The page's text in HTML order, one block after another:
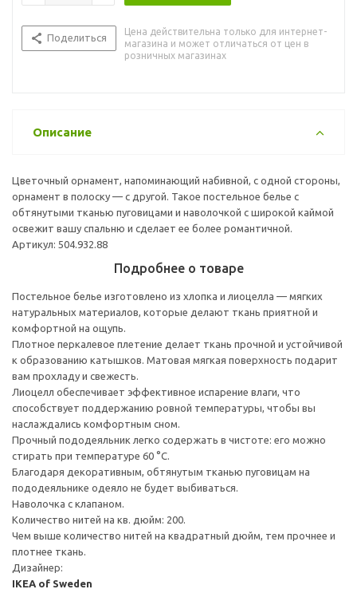
Поделиться
Цена действительна только для интернет-
магазина и может отличаться от цен в
розничных магазинах
Описание
Цветочный орнамент, напоминающий набивной, с одной стороны,
орнамент в полоску — с другой. Такое постельное белье с
обтянутыми тканью пуговицами и наволочкой с широкой каймой
освежит вашу спальню и сделает ее более романтичной.
Артикул: 504.932.88
Подробнее о товаре
Постельное белье изготовлено из хлопка и лиоцелла — мягких
натуральных материалов, которые делают ткань приятной и
комфортной на ощупь.
Плотное перкалевое плетение делает ткань прочной и устойчивой
к образованию катышков. Матовая мягкая поверхность подарит
вам прохладу и свежесть.
Лиоцелл обеспечивает эффективное испарение влаги, что
способствует поддержанию ровной температуры, чтобы вы
наслаждались комфортным сном.
Прочный пододеяльник легко содержать в чистоте: его можно
стирать при температуре 60 °C.
Благодаря декоративным, обтянутым тканью пуговицам на
пододеяльнике одеяло не будет выбиваться.
Наволочка с клапаном.
Количество нитей на кв. дюйм: 200.
Чем выше количество нитей на квадратный дюйм, тем прочнее и
плотнее ткань.
Дизайнер:
IKEA of Sweden